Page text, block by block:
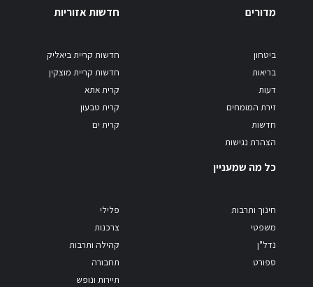
מדורים
ביטחון
בריאות
דעות
זירת המומחים
חדשות
הצהרת נגישות
חדשות אזוריות
חדשות קריית ביאליק
חדשות קריית מוצקין
קרית אתא
קרית טבעון
קרית ים
כל מה שמעניין
חינוך ותרבות
משפטי
נדל"ן
ספורט
פלילי
צרכנות
קהילה ותרבות
תחבורה
תיירות ונופש